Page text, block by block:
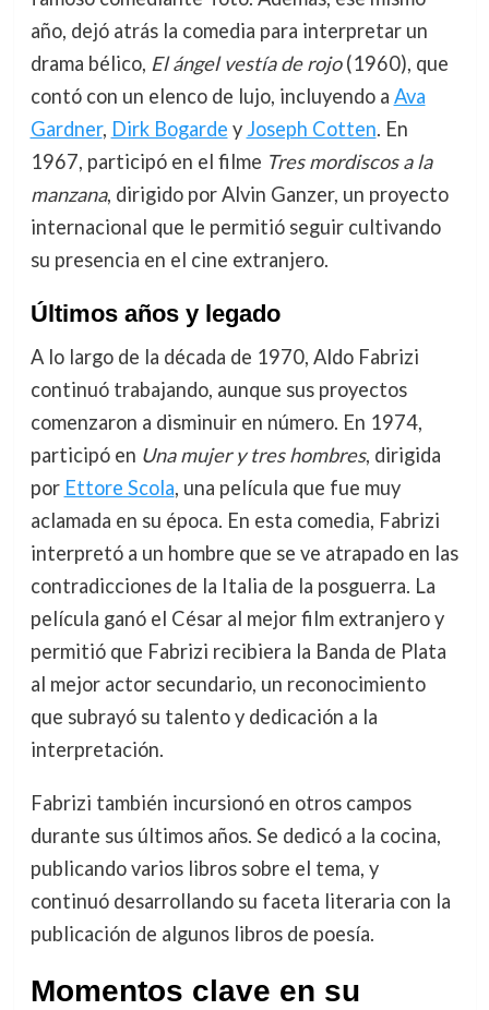
año, dejó atrás la comedia para interpretar un
drama bélico, El ángel vestía de rojo(1960), que
contó con un elenco de lujo, incluyendo a Ava
Gardner, Dirk Bogarde y Joseph Cotten. En
1967, participó en el filme Tres mordiscos a la
manzana, dirigido por Alvin Ganzer, un proyecto
internacional que le permitió seguir cultivando
su presencia en el cine extranjero.
Últimos años y legado
A lo largo de la década de 1970, Aldo Fabrizi
continuó trabajando, aunque sus proyectos
comenzaron a disminuir en número. En 1974,
participó en Una mujer y tres hombres, dirigida
por Ettore Scola, una película que fue muy
aclamada en su época. En esta comedia, Fabrizi
interpretó a un hombre que se ve atrapado en las
contradicciones de la Italia de la posguerra. La
película ganó el César al mejor film extranjero y
permitió que Fabrizi recibiera la Banda de Plata
al mejor actor secundario, un reconocimiento
que subrayó su talento y dedicación a la
interpretación.
Fabrizi también incursionó en otros campos
durante sus últimos años. Se dedicó a la cocina,
publicando varios libros sobre el tema, y
continuó desarrollando su faceta literaria con la
publicación de algunos libros de poesía.
Momentos clave en su